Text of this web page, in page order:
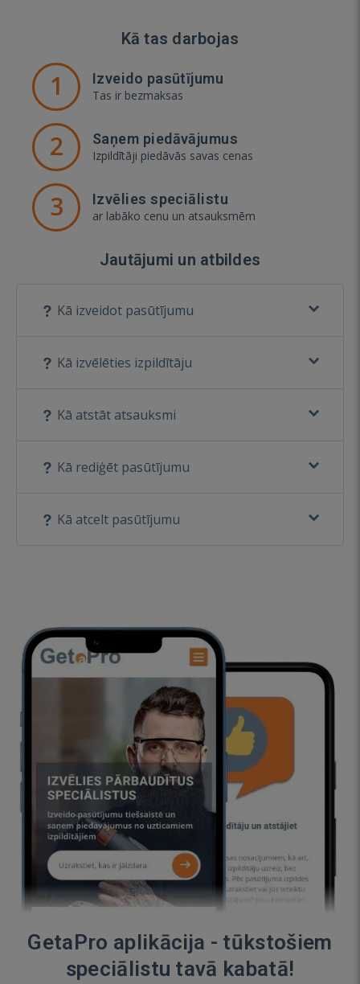
Kā tas darbojas
1 Izveido pasūtījumu
Tas ir bezmaksas
2 Saņem piedāvājumus
Izpildītāji piedāvās savas cenas
3 Izvēlies speciālistu
ar labāko cenu un atsauksmēm
Jautājumi un atbildes
Kā izveidot pasūtījumu
Kā izvēlēties izpildītāju
Kā atstāt atsauksmi
Kā rediģēt pasūtījumu
Kā atcelt pasūtījumu
GetaPro aplikācija - tūkstošiem
speciālistu tavā kabatā!